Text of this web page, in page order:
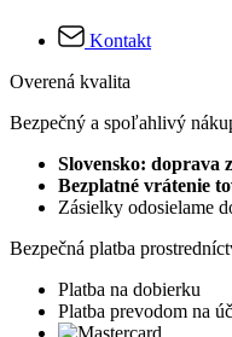
Kontakt
Overená kvalita
Bezpečný a spoľahlivý
Slovensko: doprava
Bezplatné vrátenie
Zásielky odosielame
Bezpečná platba
Platba na dobierku
Platba prevodom na